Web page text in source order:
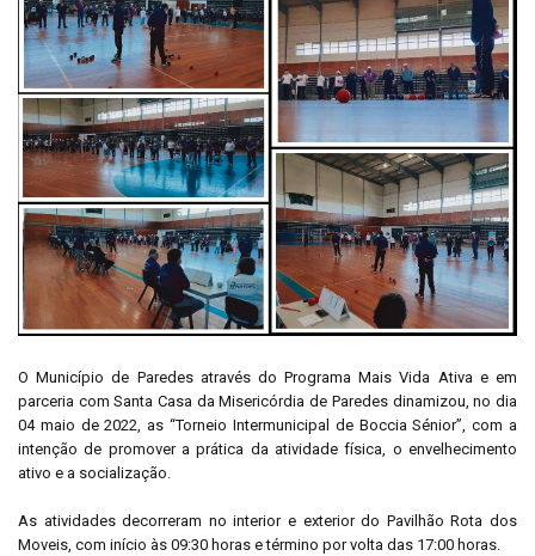
O Município de Paredes através do Programa Mais Vida Ativa e em
parceria com Santa Casa da Misericórdia de Paredes dinamizou, no dia
04 maio de 2022, as “Torneio Intermunicipal de Boccia Sénior”, com a
intenção de promover a prática da atividade física, o envelhecimento
ativo e a socialização.
As atividades decorreram no interior e exterior do Pavilhão Rota dos
Moveis, com início às 09:30 horas e término por volta das 17:00 horas.